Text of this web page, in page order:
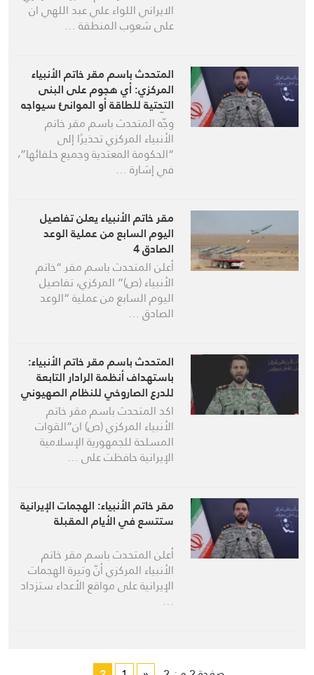
الايراني اللواء علي عبد اللهي ان
على شعوب المنطقة …
المتحدث باسم مقر خاتم الأنبياء
المركزي: أي هجوم على البنى
التحتية للطاقة أو الموانئ سيواجه
بردٍّ ساحق ومدمّر
وجّه المتحدث باسم مقر خاتم
الأنبياء المركزي تحذيرًا إلى
“الحكومة المعتدية وجميع حلفائها”،
في إشارة …
مقر خاتم الأنبياء يعلن تفاصيل
اليوم السابع من عملية الوعد
الصادق 4
أعلن المتحدث باسم مقر “خاتم
الأنبياء (ص)” المركزي، تفاصيل
اليوم السابع من عملية “الوعد
الصادق …
المتحدث باسم مقر خاتم الأنبياء:
باستهداف أنظمة الرادار التابعة
للدرع الصاروخي للنظام الصهيوني
تراجعت قدرة الدفاع الجوي للنظام
بشكل كبير
اكد المتحدث باسم مقر خاتم
الأنبياء المركزي (ص) ان”القوات
المسلحة للجمهورية الإسلامية
الإيرانية حافظت على …
مقر خاتم الأنبياء: الهجمات الإيرانية
ستتسع في الأيام المقبلة
أعلن المتحدث باسم مقر خاتم
الأنبياء المركزي أنّ وتيرة الهجمات
الإيرانية على مواقع الأعداء ستزداد
…